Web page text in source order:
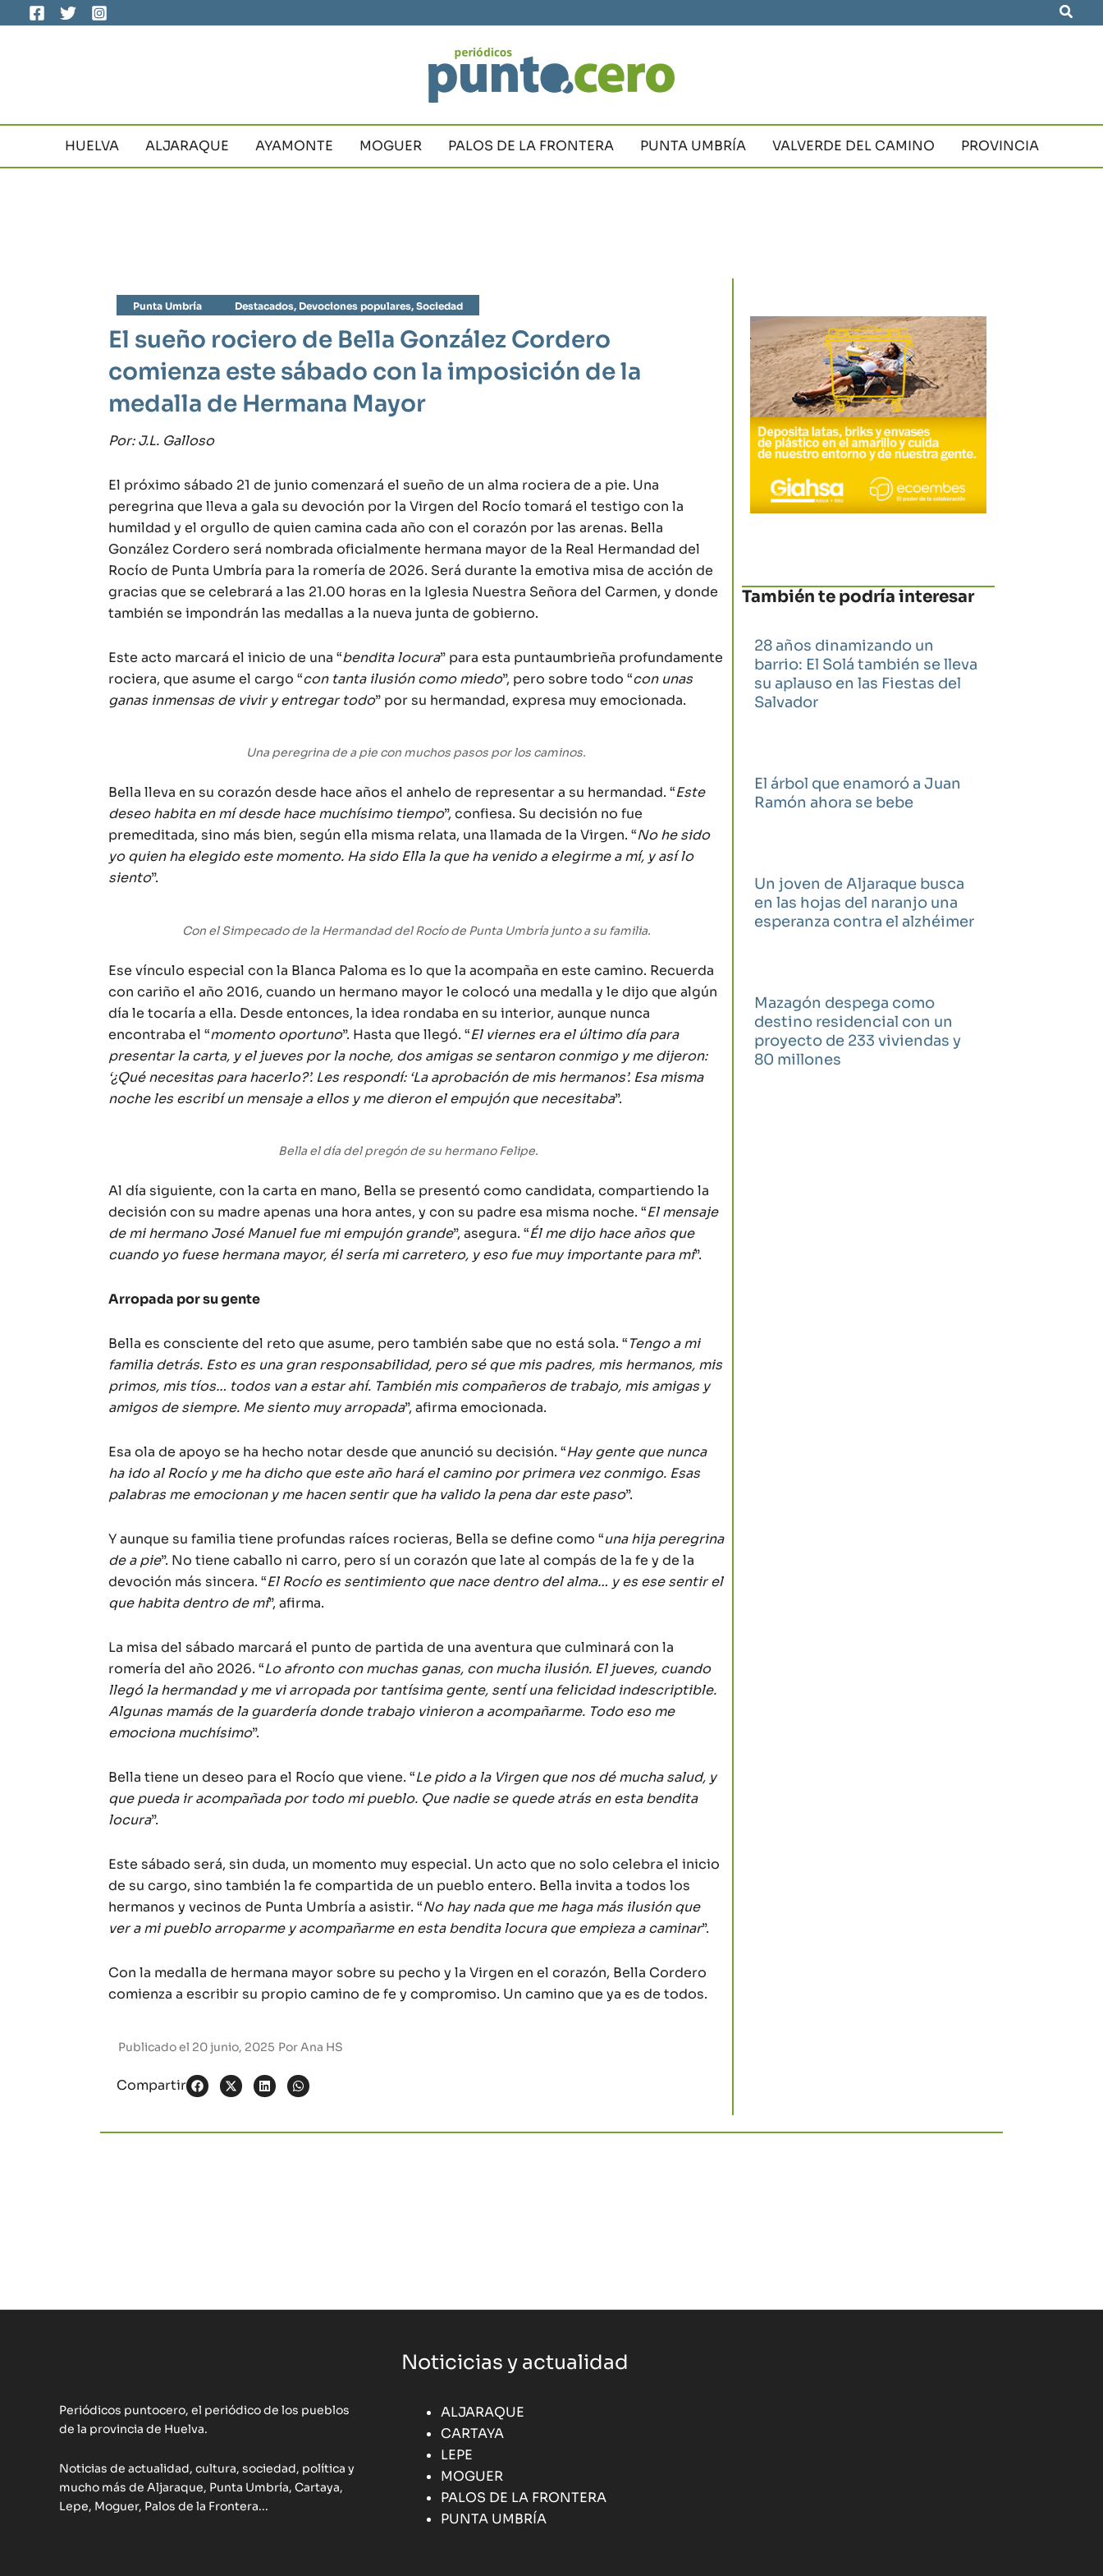
al
HUELVA ALJARAQUE AYAMONTE MOGUER PALOS DE LA FRONTERA PUNTA UMBRÍA VALVERDE DEL CAMINO PROVINCIA
Punta Umbría Destacados, Devociones populares, Sociedad
El sueño rociero de Bella González Cordero
comienza este sábado con la imposición de la
medalla de Hermana Mayor
Por: J.L. Galloso
El próximo sábado 21 de junio comenzará el sueño de un alma rociera de a pie. Una
peregrina que lleva a gala su devoción por la Virgen del Rocío tomará el testigo con la
humildad y el orgullo de quien camina cada año con el corazón por las arenas. Bella
González Cordero será nombrada oficialmente hermana mayor de la Real Hermandad del
Rocío de Punta Umbría para la romería de 2026. Será durante la emotiva misa de acción de
gracias que se celebrará a las 21.00 horas en la Iglesia Nuestra Señora del Carmen, y donde
también se impondrán las medallas a la nueva junta de gobierno.
Este acto marcará el inicio de una “bendita locura” para esta puntaumbrieña profundamente
rociera, que asume el cargo “con tanta ilusión como miedo”, pero sobre todo “con unas
ganas inmensas de vivir y entregar todo” por su hermandad, expresa muy emocionada.
Una peregrina de a pie con muchos pasos por los caminos.
Bella lleva en su corazón desde hace años el anhelo de representar a su hermandad. “Este
deseo habita en mí desde hace muchísimo tiempo”, confiesa. Su decisión no fue
premeditada, sino más bien, según ella misma relata, una llamada de la Virgen. “No he sido
yo quien ha elegido este momento. Ha sido Ella la que ha venido a elegirme a mí, y así lo
siento”.
Con el Simpecado de la Hermandad del Rocío de Punta Umbría junto a su familia.
Ese vínculo especial con la Blanca Paloma es lo que la acompaña en este camino. Recuerda
con cariño el año 2016, cuando un hermano mayor le colocó una medalla y le dijo que algún
día le tocaría a ella. Desde entonces, la idea rondaba en su interior, aunque nunca
encontraba el “momento oportuno”. Hasta que llegó. “El viernes era el último día para
presentar la carta, y el jueves por la noche, dos amigas se sentaron conmigo y me dijeron:
‘¿Qué necesitas para hacerlo?’. Les respondí: ‘La aprobación de mis hermanos’. Esa misma
noche les escribí un mensaje a ellos y me dieron el empujón que necesitaba”.
Bella el día del pregón de su hermano Felipe.
Al día siguiente, con la carta en mano, Bella se presentó como candidata, compartiendo la
decisión con su madre apenas una hora antes, y con su padre esa misma noche. “El mensaje
de mi hermano José Manuel fue mi empujón grande”, asegura. “Él me dijo hace años que
cuando yo fuese hermana mayor, él sería mi carretero, y eso fue muy importante para mí”.
Arropada por su gente
Bella es consciente del reto que asume, pero también sabe que no está sola. “Tengo a mi
familia detrás. Esto es una gran responsabilidad, pero sé que mis padres, mis hermanos, mis
primos, mis tíos… todos van a estar ahí. También mis compañeros de trabajo, mis amigas y
amigos de siempre. Me siento muy arropada”, afirma emocionada.
Esa ola de apoyo se ha hecho notar desde que anunció su decisión. “Hay gente que nunca
ha ido al Rocío y me ha dicho que este año hará el camino por primera vez conmigo. Esas
palabras me emocionan y me hacen sentir que ha valido la pena dar este paso”.
Y aunque su familia tiene profundas raíces rocieras, Bella se define como “una hija peregrina
de a pie”. No tiene caballo ni carro, pero sí un corazón que late al compás de la fe y de la
devoción más sincera. “El Rocío es sentimiento que nace dentro del alma… y es ese sentir el
que habita dentro de mí”, afirma.
La misa del sábado marcará el punto de partida de una aventura que culminará con la
romería del año 2026. “Lo afronto con muchas ganas, con mucha ilusión. El jueves, cuando
llegó la hermandad y me vi arropada por tantísima gente, sentí una felicidad indescriptible.
Algunas mamás de la guardería donde trabajo vinieron a acompañarme. Todo eso me
emociona muchísimo”.
Bella tiene un deseo para el Rocío que viene. “Le pido a la Virgen que nos dé mucha salud, y
que pueda ir acompañada por todo mi pueblo. Que nadie se quede atrás en esta bendita
locura”.
Este sábado será, sin duda, un momento muy especial. Un acto que no solo celebra el inicio
de su cargo, sino también la fe compartida de un pueblo entero. Bella invita a todos los
hermanos y vecinos de Punta Umbría a asistir. “No hay nada que me haga más ilusión que
ver a mi pueblo arroparme y acompañarme en esta bendita locura que empieza a caminar”.
Con la medalla de hermana mayor sobre su pecho y la Virgen en el corazón, Bella Cordero
comienza a escribir su propio camino de fe y compromiso. Un camino que ya es de todos.
Publicado el 20 junio, 2025 PorAna HS
Compartir
También te podría interesar
28 años dinamizando un
barrio: El Solá también se lleva
su aplauso en las Fiestas del
Salvador
El árbol que enamoró a Juan
Ramón ahora se bebe
Un joven de Aljaraque busca
en las hojas del naranjo una
esperanza contra el alzhéimer
Mazagón despega como
destino residencial con un
proyecto de 233 viviendas y
80 millones
Periódicos puntocero, el periódico de los pueblos
de la provincia de Huelva.
Noticias de actualidad, cultura, sociedad, política y
mucho más de Aljaraque, Punta Umbría, Cartaya,
Lepe, Moguer, Palos de la Frontera...
Noticicias y actualidad
ALJARAQUE
CARTAYA
LEPE
MOGUER
PALOS DE LA FRONTERA
PUNTA UMBRÍA